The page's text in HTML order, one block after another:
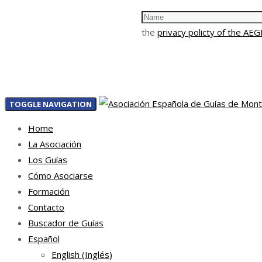
the privacy policty of the
TOGGLE NAVIGATION
Home
La Asociación
Los Guías
Cómo Asociarse
Formación
Contacto
Buscador de Guías
Español
English (Inglés)